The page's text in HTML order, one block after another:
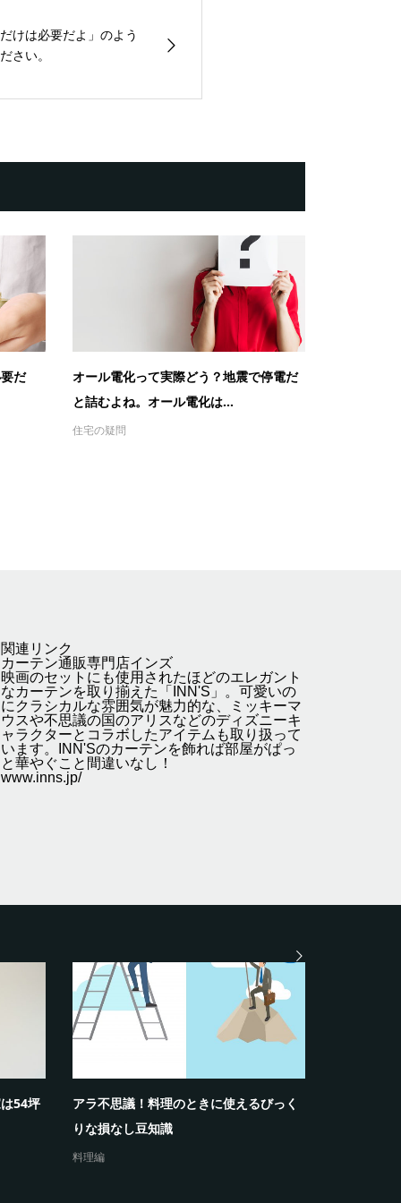
けは必要だよ」のよう
さい。
だ
オール電化って実際どう？地震で停電だ
と詰むよね。オール電化は...
住宅の疑問
関連リンク
カーテン通販専門店インズ
映画のセットにも使用されたほどのエレガント
なカーテンを取り揃えた「INN'S」。可愛いの
にクラシカルな雰囲気が魅力的な、ミッキーマ
ウスや不思議の国のアリスなどのディズニーキ
ャラクターとコラボしたアイテムも取り扱って
います。INN'Sのカーテンを飾れば部屋がぱっ
と華やぐこと間違いなし！
www.inns.jp/
54坪
アラ不思議！料理のときに使えるびっく
りな損なし豆知識
料理編